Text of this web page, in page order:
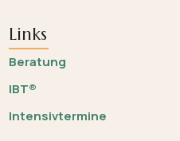
Links
Beratung
IBT®
Intensivtermine